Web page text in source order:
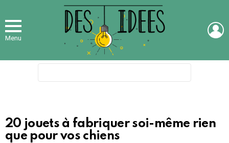
Menu
20 jouets à fabriquer soi-même rien
que pour vos chiens